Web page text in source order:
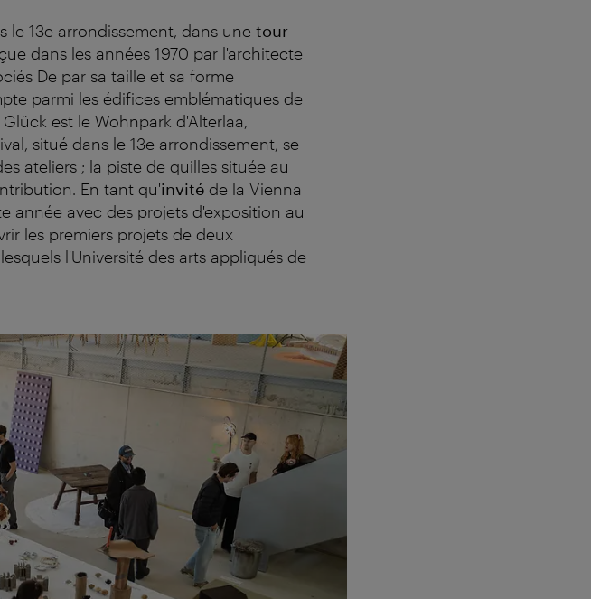
le 13e arrondissement, dans une tour
dans les années 1970 par l'architecte
De par sa taille et sa forme
parmi les édifices emblématiques de
est le Wohnpark d'Alterlaa,
situé dans le 13e arrondissement, se
ateliers ; la piste de quilles située au
En tant qu'invité de la Vienna
année avec des projets d'exposition au
les premiers projets de deux
l'Université des arts appliqués de